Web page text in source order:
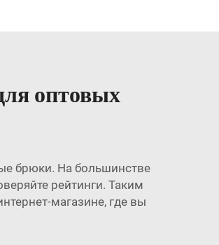
оптовых
брюки. На большинстве
рейтинги. Таким
магазине, где вы